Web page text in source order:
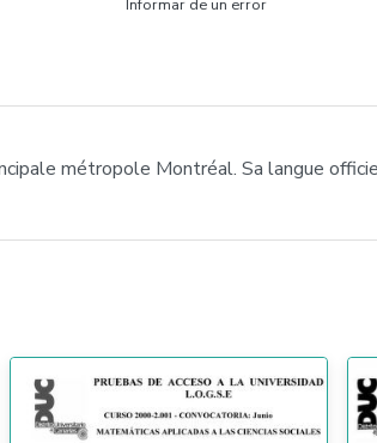
Informar de un error
métropole Montréal. Sa langue